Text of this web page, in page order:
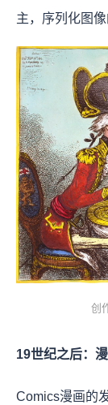
主，序列化图像
创
19世纪之后：
Comics漫画的